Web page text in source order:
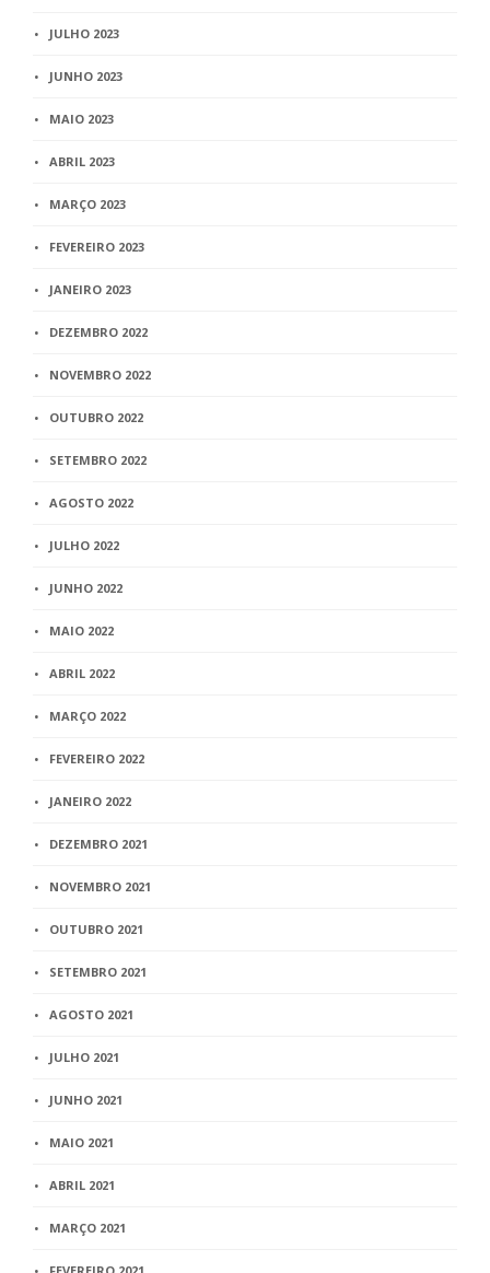
JULHO 2023
JUNHO 2023
MAIO 2023
ABRIL 2023
MARÇO 2023
FEVEREIRO 2023
JANEIRO 2023
DEZEMBRO 2022
NOVEMBRO 2022
OUTUBRO 2022
SETEMBRO 2022
AGOSTO 2022
JULHO 2022
JUNHO 2022
MAIO 2022
ABRIL 2022
MARÇO 2022
FEVEREIRO 2022
JANEIRO 2022
DEZEMBRO 2021
NOVEMBRO 2021
OUTUBRO 2021
SETEMBRO 2021
AGOSTO 2021
JULHO 2021
JUNHO 2021
MAIO 2021
ABRIL 2021
MARÇO 2021